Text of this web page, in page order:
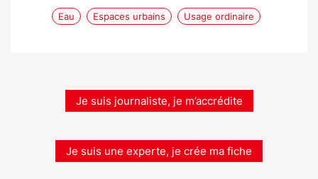
Eau Espaces urbains Usage ordinaire
Je suis journaliste, je m’accrédite
Je suis une experte, je crée ma fiche